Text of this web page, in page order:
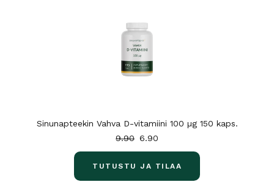
Sinunapteekin Vahva D-vitamiini 100 µg 150 kaps.
9.90 6.90
TUTUSTU JA TILAA